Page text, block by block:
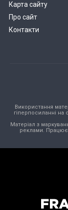
Карта сайту
Про сайт
Контакти
Використання
гіперпосиланні на
Матеріал з
реклами. Працює